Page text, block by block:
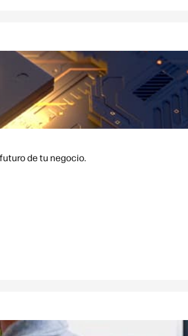
de tu negocio.